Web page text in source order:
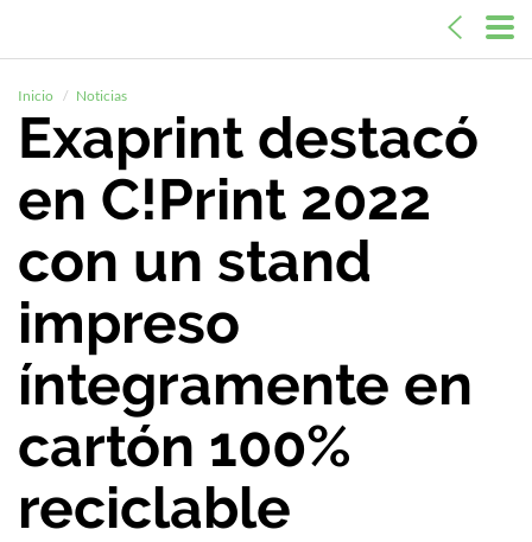
Inicio Noticias
Exaprint destacó
en C!Print 2022
con un stand
impreso
íntegramente en
cartón 100%
reciclable